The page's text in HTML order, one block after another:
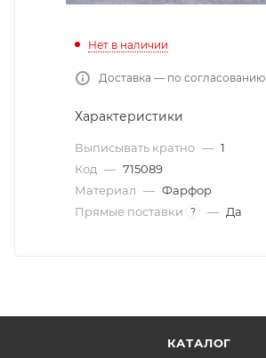
Нет в наличии
Доставка — по согласованию
Характеристики
Выписывать кратно — 1
Код — 715089
Материал — Фарфор
Прямые поставки
? — Да
КАТАЛОГ